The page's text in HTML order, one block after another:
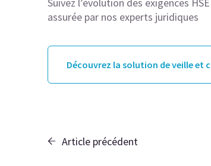
assurée par nos experts juridiques
Découvrez la solution de veille
Article précédent